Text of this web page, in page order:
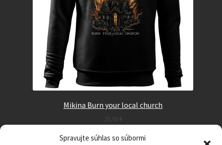
Spravujte súhlas so súbormi
Mikina Burn your local church
29,90 €
Select options